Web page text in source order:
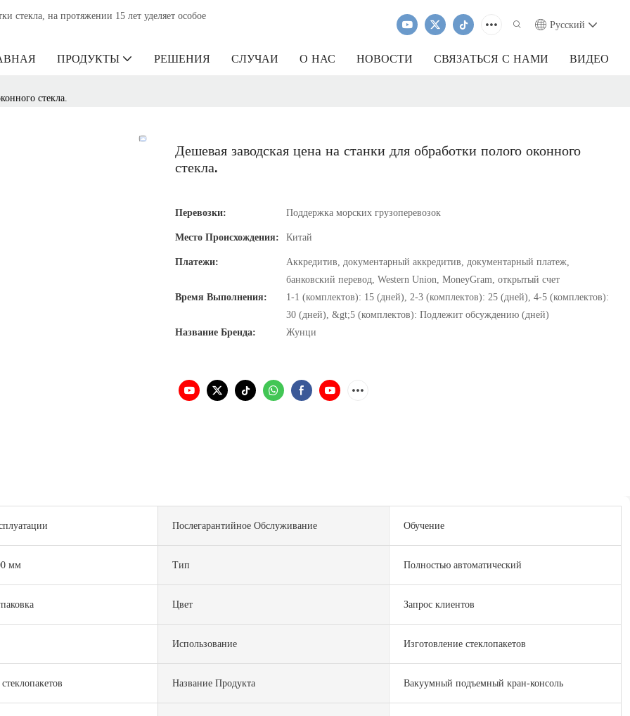
стекла, на протяжении 15 лет уделяет особое
Pусский
ПРОДУКТЫ РЕШЕНИЯ СЛУЧАИ О НАС НОВОСТИ СВЯЗАТЬСЯ С НАМИ ВИДЕО
стекла.
Дешевая заводская цена на станки для обработки полого оконного
стекла.
Перевозки: Поддержка морских грузоперевозок
Место Происхождения: Китай
Платежи:
Аккредитив, документарный аккредитив, документарный платеж,
банковский перевод, Western Union, MoneyGram, открытый счет
Время Выполнения:
1-1 (комплектов): 15 (дней), 2-3 (комплектов): 25 (дней), 4-5 (комплектов):
30 (дней), &gt;5 (комплектов): Подлежит обсуждению (дней)
Название Бренда:
Жунци
Послегарантийное Обслуживание Обучение
мм Тип Полностью автоматический
Цвет Запрос клиентов
Использование Изготовление стеклопакетов
Название Продукта Вакуумный подъемный кран-консоль